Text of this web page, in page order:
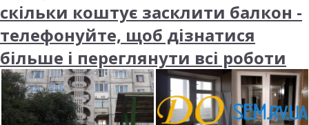
скільки коштує засклити балкон -
телефонуйте, щоб дізнатися
більше і переглянути всі роботи